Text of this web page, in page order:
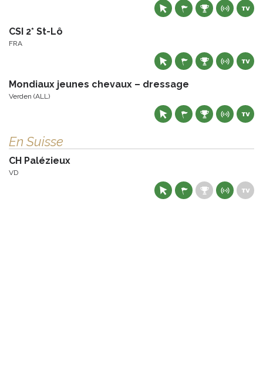
CSI 2* St-Lô
FRA
Mondiaux jeunes chevaux – dressage
Verden (ALL)
En Suisse
CH Palézieux
VD